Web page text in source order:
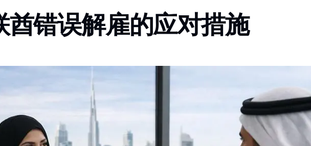
酋错误解雇的应对措施